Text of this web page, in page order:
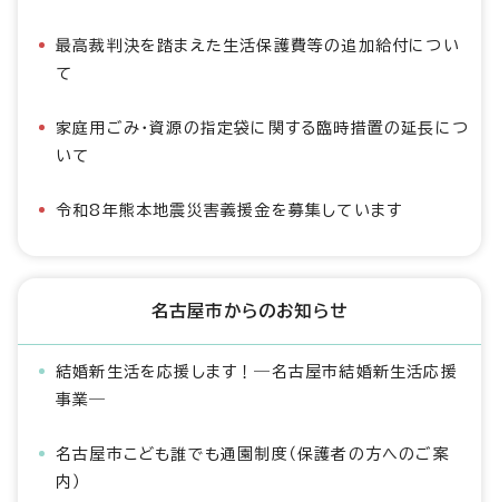
最高裁判決を踏まえた生活保護費等の追加給付につい
て
家庭用ごみ・資源の指定袋に関する臨時措置の延長につ
いて
令和8年熊本地震災害義援金を募集しています
名古屋市からのお知らせ
結婚新生活を応援します！―名古屋市結婚新生活応援
事業―
名古屋市こども誰でも通園制度（保護者の方へのご案
内）